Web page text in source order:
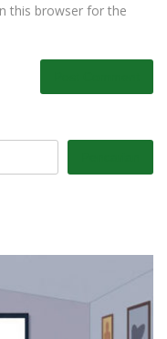
this browser for the